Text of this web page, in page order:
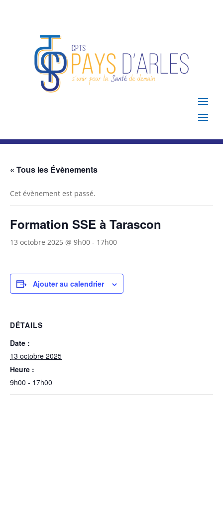
« Tous les Évènements
Cet évènement est passé.
Formation SSE à Tarascon
13 octobre 2025 @ 9h00 - 17h00
Ajouter au calendrier
DÉTAILS
Date :
13 octobre 2025
Heure :
9h00 - 17h00